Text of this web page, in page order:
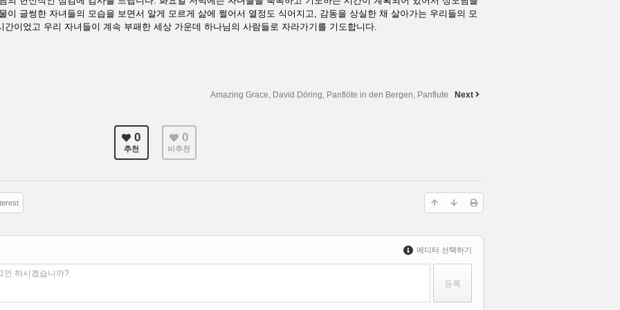
이 글썽한 자녀들의 모습을 보면서 알게 모르게 삶에 쩔어서 열정도 식어지고, 감동을 상실한 채 살아가는 우리들의 모
이었고 우리 자녀들이 계속 부패한 세상 가운데 하나님의 사람들로 자라가기를 기도합니다.
Amazing Grace, David Döring, Panflöte in den Bergen, Panflute Next
0
추천
0
비추천
에디터 선택하기
인 하시겠습니까?